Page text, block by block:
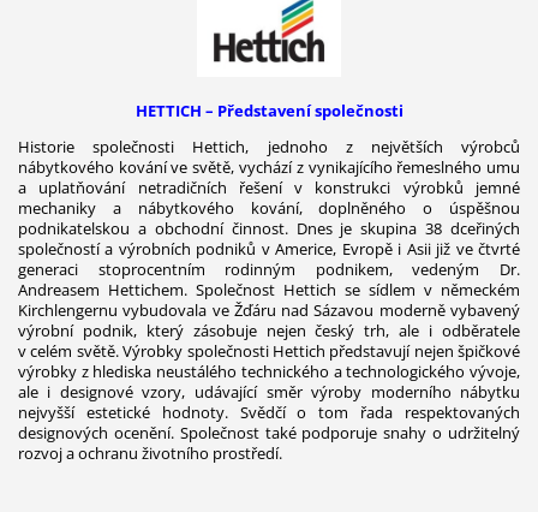
HETTICH – Představení společnosti
Historie společnosti Hettich, jednoho z největších výrobců
nábytkového kování ve světě, vychází z vynikajícího řemeslného umu
a uplatňování netradičních řešení v konstrukci výrobků jemné
mechaniky a nábytkového kování, doplněného o úspěšnou
podnikatelskou a obchodní činnost. Dnes je skupina 38 dceřiných
společností a výrobních podniků v Americe, Evropě i Asii již ve čtvrté
generaci stoprocentním rodinným podnikem, vedeným Dr.
Andreasem Hettichem. Společnost Hettich se sídlem v německém
Kirchlengernu vybudovala ve Žďáru nad Sázavou moderně vybavený
výrobní podnik, který zásobuje nejen český trh, ale i odběratele
v celém světě. Výrobky společnosti Hettich představují nejen špičkové
výrobky z hlediska neustálého technického a technologického vývoje,
ale i designové vzory, udávající směr výroby moderního nábytku
nejvyšší estetické hodnoty. Svědčí o tom řada respektovaných
designových ocenění. Společnost také podporuje snahy o udržitelný
rozvoj a ochranu životního prostředí.